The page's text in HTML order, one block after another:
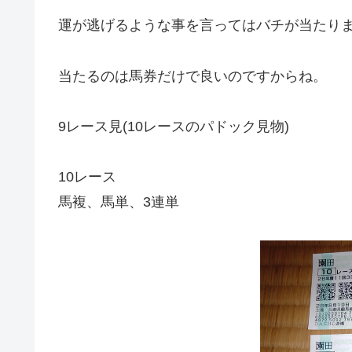
運が逃げるような事を言ってはバチが当たり
当たるのは馬券だけで良いのですからね。
9レース見(10レースのパドック見物)
10レース
馬複、馬単、3連単